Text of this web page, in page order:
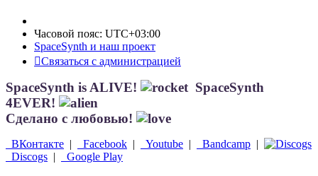
Часовой пояс: UTC+03:00
SpaceSynth и наш проект
Связаться с администрацией
SpaceSynth is ALIVE!
SpaceSynth
4EVER!
Сделано с любовью!
ВКонтакте | Facebook | Youtube | Bandcamp |
Discogs | Google Play